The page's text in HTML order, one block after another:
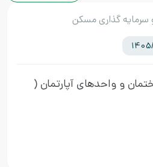
گذاری مسکن
و واحدهای آپارتمان (